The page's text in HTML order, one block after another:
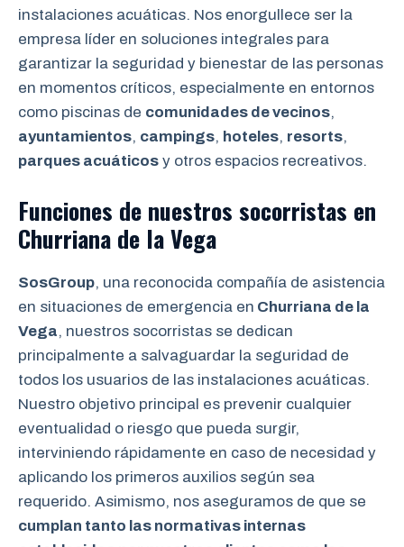
instalaciones acuáticas. Nos enorgullece ser la
empresa líder en soluciones integrales para
garantizar la seguridad y bienestar de las personas
en momentos críticos, especialmente en entornos
como piscinas de comunidades de vecinos,
ayuntamientos, campings, hoteles, resorts,
parques acuáticos y otros espacios recreativos.
Funciones de nuestros socorristas en
Churriana de la Vega
SosGroup, una reconocida compañía de asistencia
en situaciones de emergencia en Churriana de la
Vega, nuestros socorristas se dedican
principalmente a salvaguardar la seguridad de
todos los usuarios de las instalaciones acuáticas.
Nuestro objetivo principal es prevenir cualquier
eventualidad o riesgo que pueda surgir,
interviniendo rápidamente en caso de necesidad y
aplicando los primeros auxilios según sea
requerido. Asimismo, nos aseguramos de que se
cumplan tanto las normativas internas